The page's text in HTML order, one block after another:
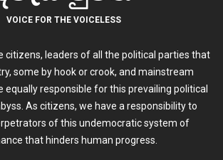
VOICE FOR THE VOICELESS
citizens, leaders of all the political parties that
some by hook or crook, and mainstream
equally responsible for this prevailing political
As citizens, we have a responsibility to
of this undemocratic system of
that hinders human progress.